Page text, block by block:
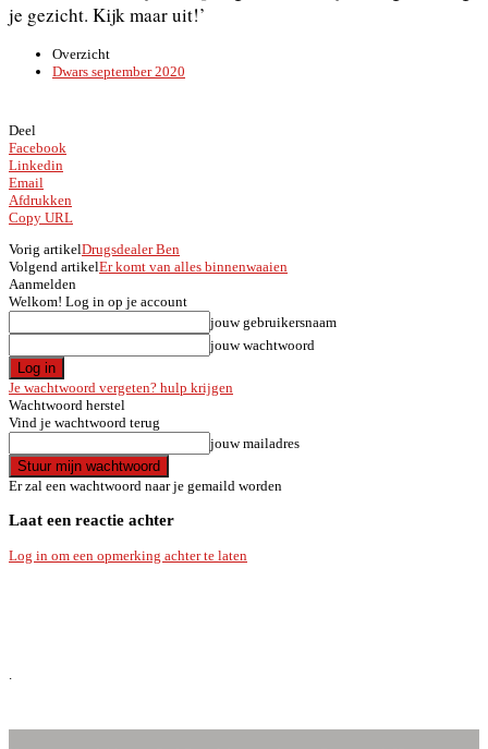
je gezicht. Kijk maar uit!’
Overzicht
Dwars september 2020
Deel
Facebook
Linkedin
Email
Afdrukken
Copy URL
Vorig artikelDrugsdealer Ben
Volgend artikelEr komt van alles binnenwaaien
Aanmelden
Welkom! Log in op je account
jouw gebruikersnaam
jouw wachtwoord
Je wachtwoord vergeten? hulp krijgen
Wachtwoord herstel
Vind je wachtwoord terug
jouw mailadres
Er zal een wachtwoord naar je gemaild worden
Laat een reactie achter
Log in om een opmerking achter te laten